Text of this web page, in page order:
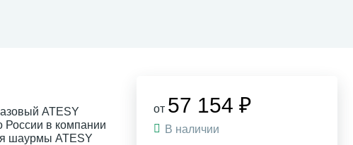
ATESY
России в компании
шаурмы ATESY
от 57 154 ₽
В наличии